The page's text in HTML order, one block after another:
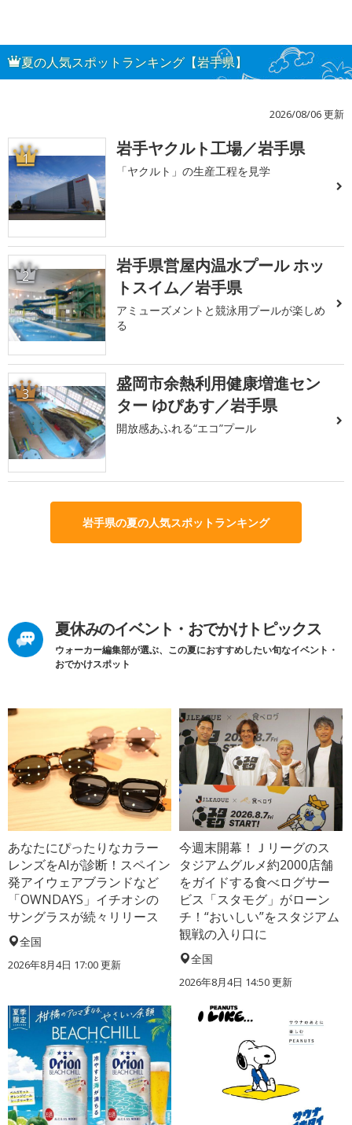
夏の人気スポットランキング【岩手県】
2026/08/06 更新
1 岩手ヤクルト工場／岩手県
「ヤクルト」の生産工程を見学
2
岩手県営屋内温水プール ホッ
トスイム／岩手県
アミューズメントと競泳用プールが楽しめ
る
3
盛岡市余熱利用健康増進セン
ター ゆぴあす／岩手県
開放感あふれる“エコ”プール
岩手県の夏の人気スポットランキング
夏休みのイベント・おでかけトピックス
ウォーカー編集部が選ぶ、この夏におすすめしたい旬なイベント・
おでかけスポット
あなたにぴったりなカラー
レンズをAIが診断！スペイン
発アイウェアブランドなど
「OWNDAYS」イチオシの
サングラスが続々リリース
全国
2026年8月4日 17:00更新
今週末開幕！Ｊリーグのス
タジアムグルメ約2000店舗
をガイドする食べログサー
ビス「スタモグ」がローン
チ！“おいしい”をスタジアム
観戦の入り口に
全国
2026年8月4日 14:50更新